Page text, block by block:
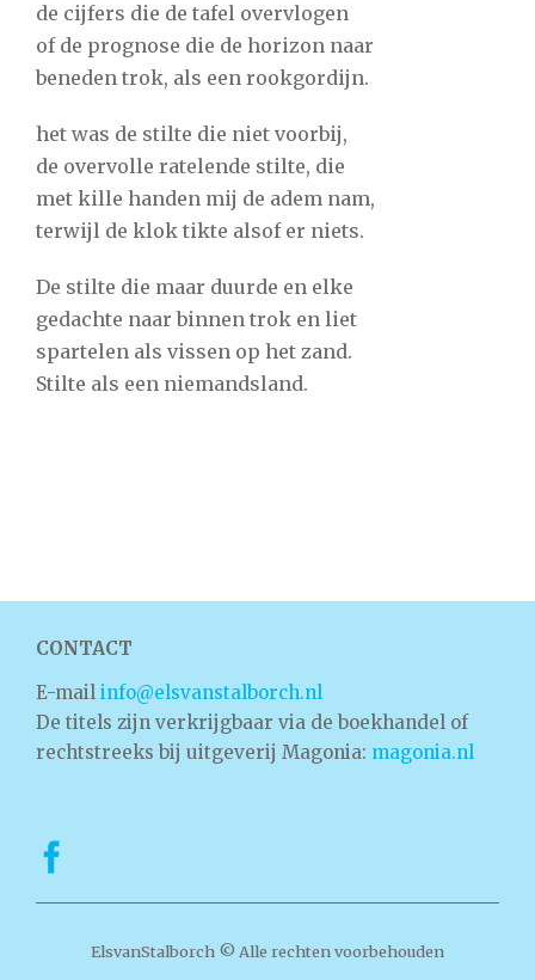
de cijfers die de tafel overvlogen
of de prognose die de horizon naar
beneden trok, als een rookgordijn.
het was de stilte die niet voorbij,
de overvolle ratelende stilte, die
met kille handen mij de adem nam,
terwijl de klok tikte alsof er niets.
De stilte die maar duurde en elke
gedachte naar binnen trok en liet
spartelen als vissen op het zand.
Stilte als een niemandsland.
CONTACT
E-mail info@elsvanstalborch.nl
De titels zijn verkrijgbaar via de boekhandel of
rechtstreeks bij uitgeverij Magonia: magonia.nl
ElsvanStalborch © Alle rechten voorbehouden